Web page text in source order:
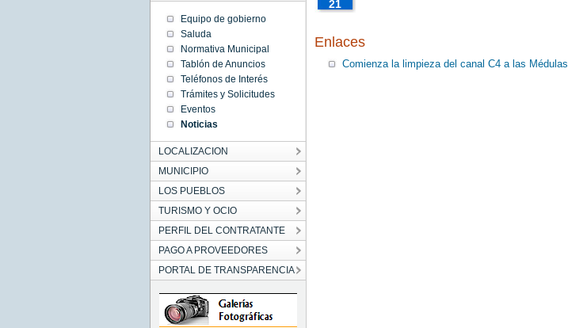
Equipo de gobierno
Saluda
Normativa Municipal
Tablón de Anuncios
Teléfonos de Interés
Trámites y Solicitudes
Eventos
Noticias
LOCALIZACION
MUNICIPIO
LOS PUEBLOS
TURISMO Y OCIO
PERFIL DEL CONTRATANTE
PAGO A PROVEEDORES
PORTAL DE TRANSPARENCIA
21
2018
21
Enlaces
Comienza la limpieza del canal C4 a las Médulas